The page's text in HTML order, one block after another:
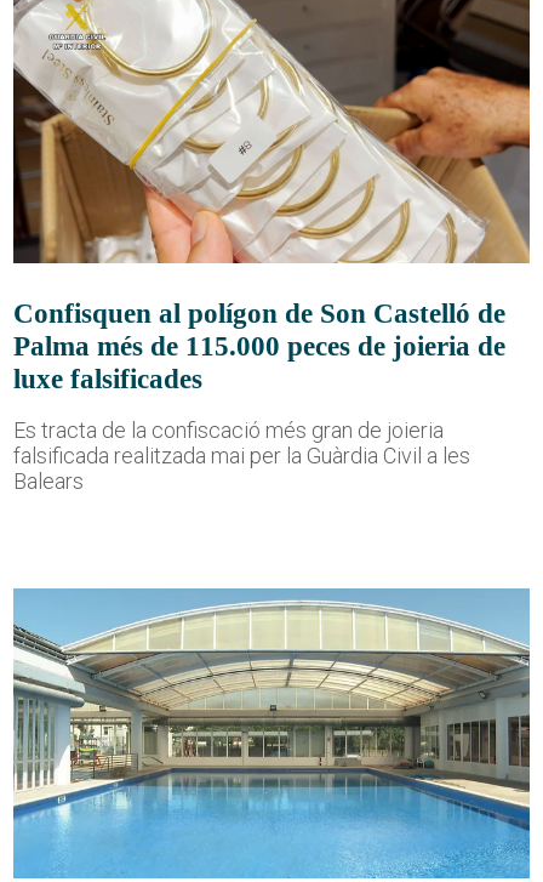
Confisquen al polígon de Son Castelló de
Palma més de 115.000 peces de joieria de
luxe falsificades
Es tracta de la confiscació més gran de joieria
falsificada realitzada mai per la Guàrdia Civil a les
Balears